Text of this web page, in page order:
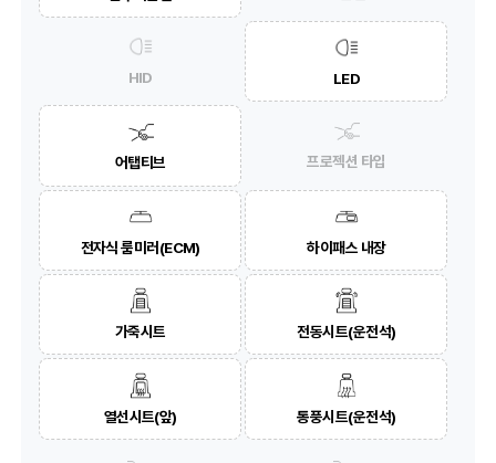
HID LED
어탭티브 프로젝션 타입
전자식 룸미러(ECM) 하이패스 내장
가죽시트 전동시트(운전석)
열선시트(앞) 통풍시트(운전석)